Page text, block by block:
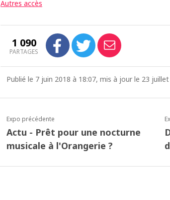
Autres accès
1 090
PARTAGES
Publié le 7 juin 2018 à 18:07, mis à jour le 23
Expo précédente
Actu - Prêt pour une nocturne
musicale à l'Orangerie ?